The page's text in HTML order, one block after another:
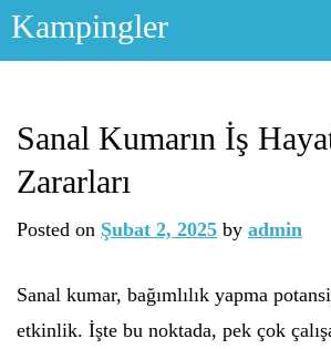
Skip
Kampingler
Sanal Kumarın İş
Zararları
Posted on Şubat 2, 2025 by admin
Sanal kumar, bağımlılık yapma
etkinlik. İşte bu noktada, pek çok